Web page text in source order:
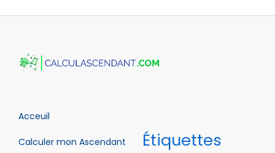
Acceuil
Calculer mon Ascendant Étiquettes